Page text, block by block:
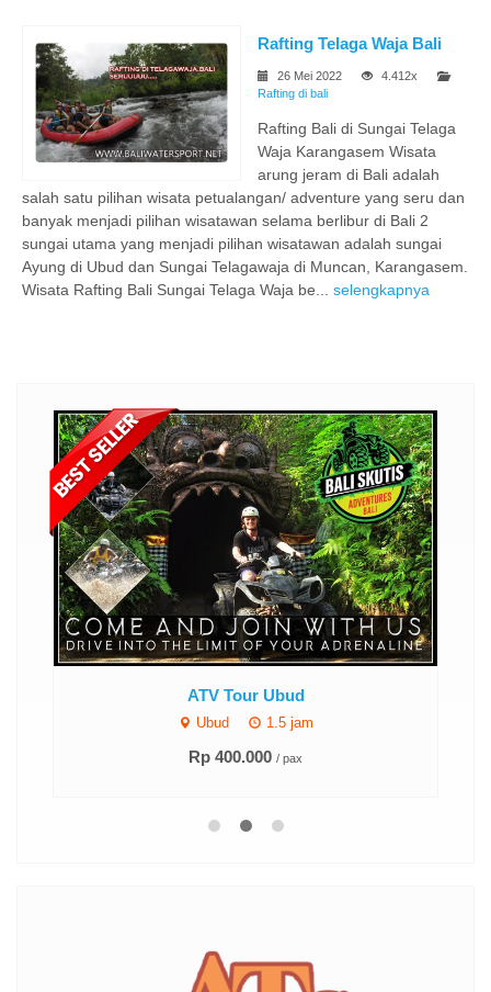
Rafting Telaga Waja Bali
26 Mei 2022
4.412x
Rafting di bali
Rafting Bali di Sungai Telaga
Waja Karangasem Wisata
arung jeram di Bali adalah
salah satu pilihan wisata petualangan/ adventure yang seru dan
banyak menjadi pilihan wisatawan selama berlibur di Bali 2
sungai utama yang menjadi pilihan wisatawan adalah sungai
Ayung di Ubud dan Sungai Telagawaja di Muncan, Karangasem.
Wisata Rafting Bali Sungai Telaga Waja be... selengkapnya
ATV Tour Ubud
Ubud 1.5 jam
Rp 400.000 / pax